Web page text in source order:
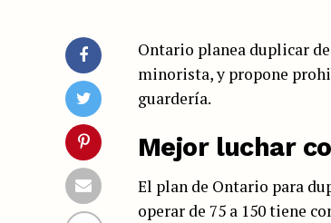
Ontario planea duplicar
minorista, y propone
guardería.
Mejor luchar
El plan de Ontario para
operar de 75 a 150 tiene